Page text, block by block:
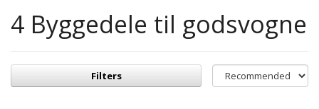
4 Byggedele til godsvogne
Filters